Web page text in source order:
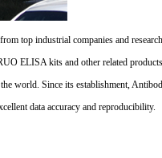
top industrial companies and
ELISA kits and other related
world. Since its establishment,
data accuracy and reproducibility.